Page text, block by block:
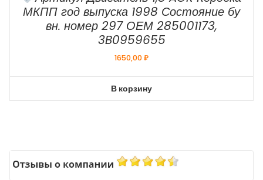
МКПП год выпуска 1998 Состояние бу
вн. номер 297 ОЕМ 285001173,
3B0959655
1650,00₽
В корзину